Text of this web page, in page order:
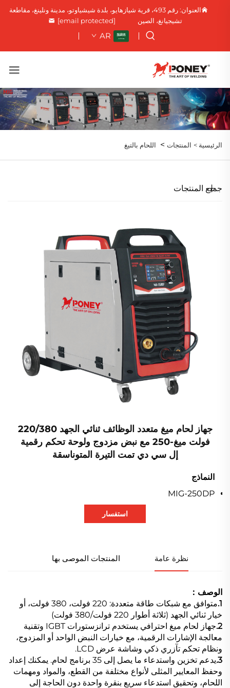
العنوان: رقم 493، قرية شيازهايو، بلدة شيشياوتو، مدينة ونلينغ، مقاطعة
تشيجيانغ، الصين
[email protected]
AR
الرئيسية > المنتجات > اللحام بالتيغ
جميع المنتجات
جهاز لحام ميغ متعدد الوظائف ثنائي الجهد 220/380
فولت ميغ-250 مع نبض مزدوج ولوحة تحكم رقمية
إل سي دي تمت التيرة المتوناسقة
النماذج
MIG-250DP
استفسار
نظرة عامة المنتجات الموصى بها
الوصف：
1.
متوافق مع شبكات طاقة متعددة: 220 فولت، 380 فولت، أو
خيار ثنائي الجهد (ثلاثة أطوار 220 فولت/380 فولت)
2.
جهاز لحام ميغ احترافي يستخدم ترانزستورات IGBT وتقنية
معالجة الإشارات الرقمية، مع خيارات النبض الواحد أو المزدوج،
ونظام تحكم تآزري ذكي وشاشة عرض LCD.
3.
يدعم تخزين واستدعاء ما يصل إلى 35 برنامج لحام. يمكنك إعداد
وحفظ المعايير المثلى لأنواع مختلفة من القطع، والمواد ومهمات
اللحام، وتحقيق استدعاء سريع بنقرة واحدة دون الحاجة إلى